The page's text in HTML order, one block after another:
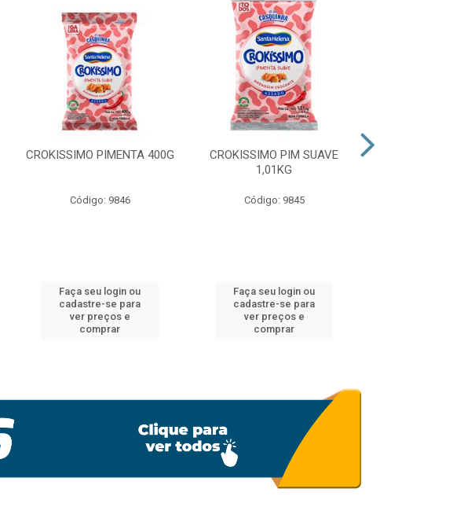
CROKISSIMO PIMENTA 400G
Código: 9846
Faça seu login ou
cadastre-se para
ver preços e
comprar
CROKISSIMO PIM SUAVE
1,01KG
Código: 9845
Faça seu login ou
cadastre-se para
ver preços e
comprar